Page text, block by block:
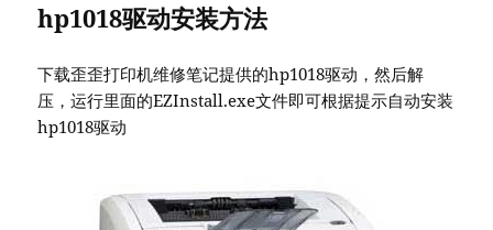
hp1018驱动安装方法
下载歪歪打印机维修笔记提供的hp1018驱动，然后解
压，运行里面的EZInstall.exe文件即可根据提示自动安装
hp1018驱动